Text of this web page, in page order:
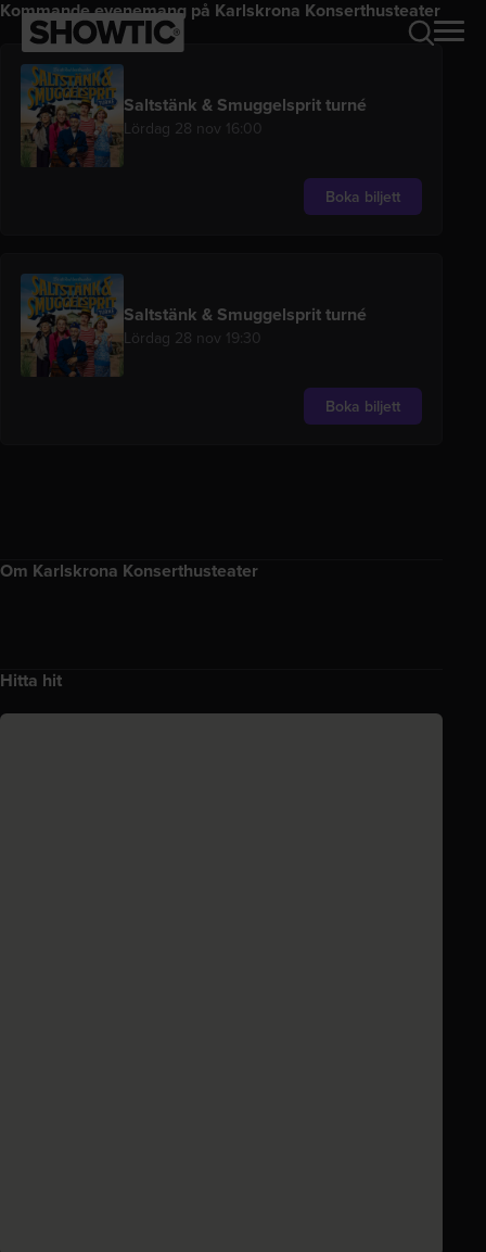
Kommande evenemang på Karlskrona Konserthusteater
Saltstänk & Smuggelsprit turné
Lördag 28 nov 16:00
Boka biljett
Saltstänk & Smuggelsprit turné
Lördag 28 nov 19:30
Boka biljett
Om Karlskrona Konserthusteater
Hitta hit